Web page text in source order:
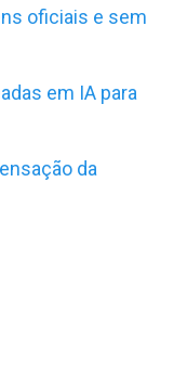
oficiais e sem
em IA para
da